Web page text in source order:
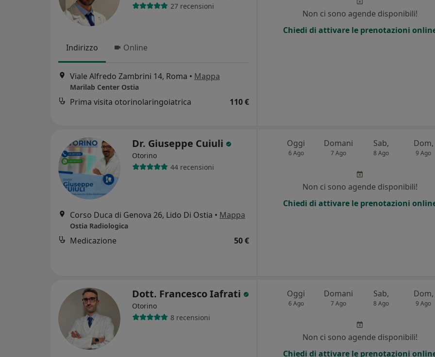
27 recensioni
Indirizzo Online
Viale Alfredo Zambrini 14, Roma • Mappa
Marilab Center Ostia
Prima visita otorinolaringoiatrica 110 €
Non ci sono agende disponibili!
Chiedi di attivare le prenotazioni
Dr. Giuseppe Cuiuli
Otorino
44 recensioni
Corso Duca di Genova 26, Lido Di Ostia • Mappa
Ostia Radiologica
Medicazione 50 €
Oggi
6 Ago
Domani
7 Ago
Sab,
8 Ago
Dom,
9 Ago
Non ci sono agende disponibili!
Chiedi di attivare le prenotazioni
Dott. Francesco Iafrati
Otorino
8 recensioni
Oggi
6 Ago
Domani
7 Ago
Sab,
8 Ago
Dom,
9 Ago
Non ci sono agende disponibili!
Chiedi di attivare le prenotazioni